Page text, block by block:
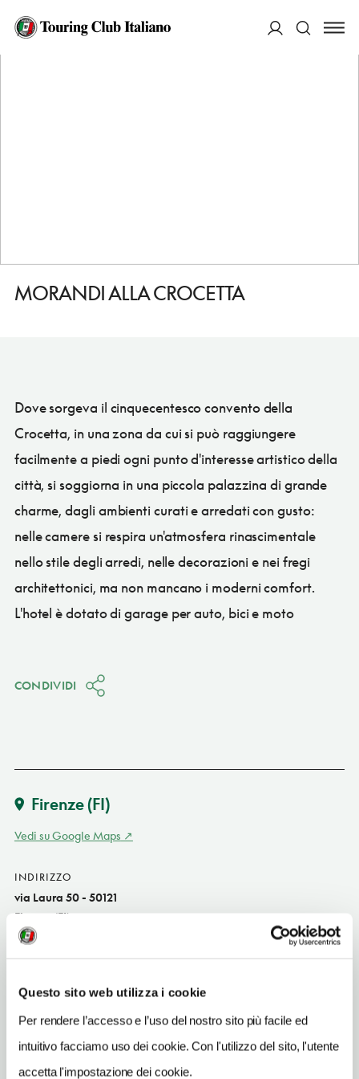
Questo sito web utilizza i cookie
Per rendere l’accesso e l’uso del nostro sito più facile ed
intuitivo facciamo uso dei cookie. Con l'utilizzo del sito, l'utente
accetta l'impostazione dei cookie.
HOME
MORANDI ALLA CROCETTA
Dove sorgeva il cinquecentesco convento della
Crocetta, in una zona da cui si può raggiungere
facilmente a piedi ogni punto d'interesse artistico della
città, si soggiorna in una piccola palazzina di grande
charme, dagli ambienti curati e arredati con gusto:
nelle camere si respira un'atmosfera rinascimentale
nello stile degli arredi, nelle decorazioni e nei fregi
architettonici, ma non mancano i moderni comfort.
L'hotel è dotato di garage per auto, bici e moto
CONDIVIDI
Firenze(FI)
Vedi su Google Maps
INDIRIZZO
via Laura 50 - 50121
Firenze (FI)
Toscana IT
www.hotelmorandi.it
INDIRIZZO EMAIL
welcome@hotelmorandi.it
TELEFONO